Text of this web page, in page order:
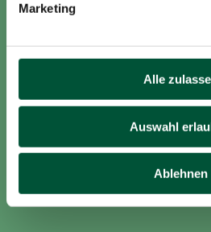
Marketing
Alle
Auswahl
Ablehnen
und Camper-Vans ohne
unserem Stellplatz nicht